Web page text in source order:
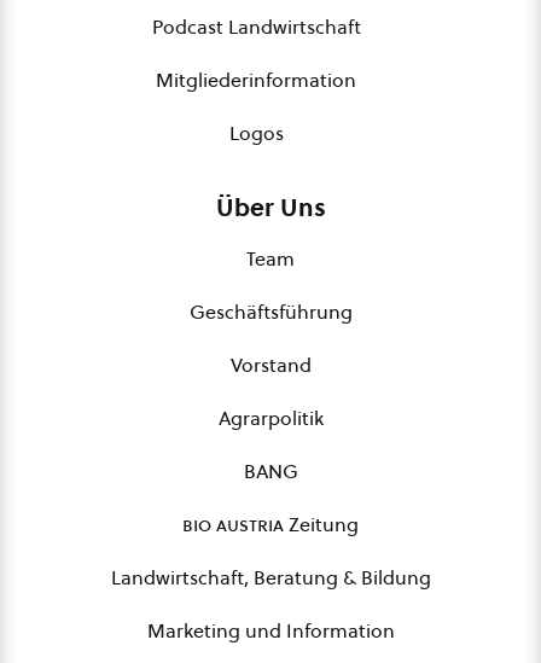
Podcast Landwirtschaft
Mitgliederinformation
Logos
Über Uns
Team
Geschäftsführung
Vorstand
Agrarpolitik
BANG
bio austriaZeitung
Landwirtschaft, Beratung & Bildung
Marketing und Information